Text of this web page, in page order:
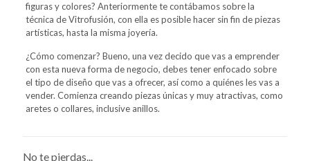
figuras y colores? Anteriormente te contábamos sobre la
técnica de Vitrofusión, con ella es posible hacer sin fin de piezas
artísticas, hasta la misma joyería.
¿Cómo comenzar? Bueno, una vez decido que vas a emprender
con esta nueva forma de negocio, debes tener enfocado sobre
el tipo de diseño que vas a ofrecer, así como a quiénes les vas a
vender. Comienza creando piezas únicas y muy atractivas, como
aretes o collares, inclusive anillos.
No te pierdas...